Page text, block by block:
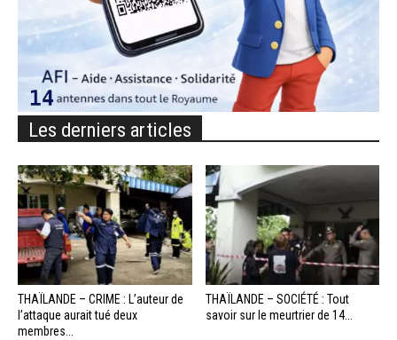
Les derniers articles
THAÏLANDE – CRIME : L’auteur de
l’attaque aurait tué deux
membres...
THAÏLANDE – SOCIÉTÉ : Tout
savoir sur le meurtrier de 14...